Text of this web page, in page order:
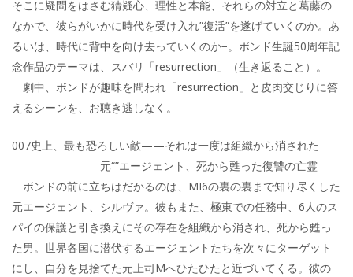
そこに疑問をはさむ猜疑心、理性と本能、それらの対立と葛藤の
なかで、彼らがいかに時代を受け入れ”復活”を遂げていくのか。あ
るいは、時代に背中を向け去っていくのか−。ボンド生誕50周年記
念作品のテーマは、スバリ「resurrection」（生き返ること）。
劇中、ボンドが趣味を問われ「resurrection」と皮肉交じりに答
えるシーンを、お聴き逃しなく。
007史上、最も恐ろしい敵——それは一度は組織から消された
元“”エージェント、死から甦った復讐の亡霊
ボンドの前に立ちはだかるのは、MI6の裏の裏まで知り尽くした
元エージェント、シルヴァ。彼もまた、極東での任務中、6人のス
パイの保護と引き換えにその存在を組織から消され、死から甦っ
た男。世界各国に潜伏するエージェントたちを次々にターゲット
にし、自分を見捨てた元上司Mへひたひたと近づいてくる。彼の